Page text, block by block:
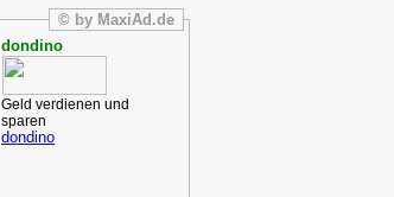
© by MaxiAd.de
dondino
Geld verdienen und
sparen
dondino